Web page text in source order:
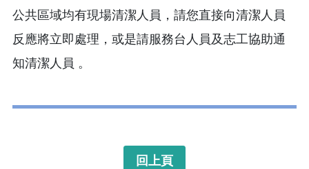
公共區域均有現場清潔人員，請您直接向清潔人員
反應將立即處理，或是請服務台人員及志工協助通
知清潔人員 。
回上頁